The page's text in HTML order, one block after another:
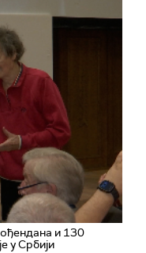
и 130
у Србији